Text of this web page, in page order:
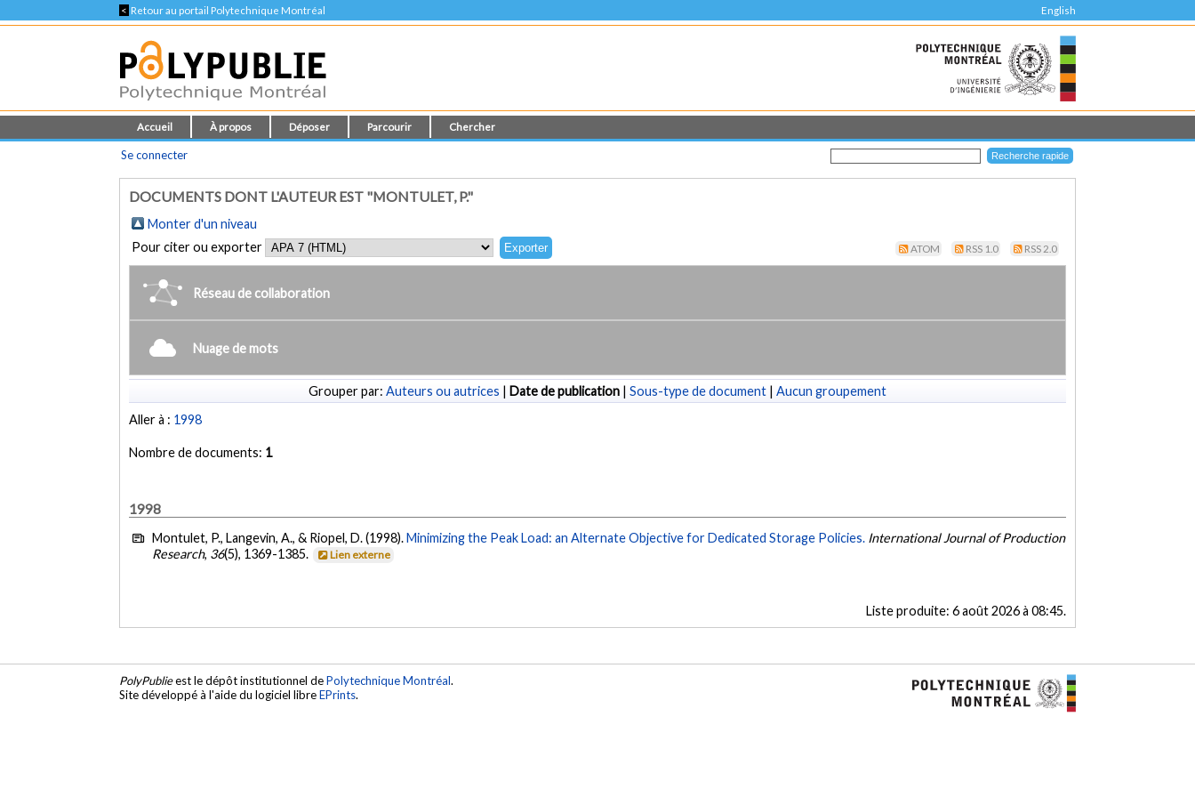
< Retour au portail Polytechnique Montréal English
Accueil À propos Déposer Parcourir Chercher
Se connecter
DOCUMENTS DONT L'AUTEUR EST "MONTULET, P."
Monter d'un niveau
Pour citer ou exporter
ATOM RSS 1.0 RSS 2.0
Réseau de collaboration
Nuage de mots
Grouper par: Auteurs ou autrices | Date de publication | Sous-type de document | Aucun groupement
Aller à : 1998
Nombre de documents: 1
1998
Montulet, P., Langevin, A., & Riopel, D. (1998).Minimizing the Peak Load: an Alternate Objective for Dedicated Storage Policies. International Journal of Production
Research, 36(5), 1369-1385. Lien externe
Liste produite: 6 août 2026 à 08:45.
PolyPublieest le dépôt institutionnel dePolytechnique Montréal.
Site développé à l'aide du logiciel libreEPrints.